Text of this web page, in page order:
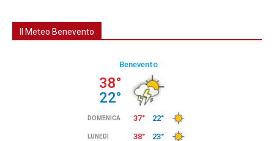
Il Meteo Benevento